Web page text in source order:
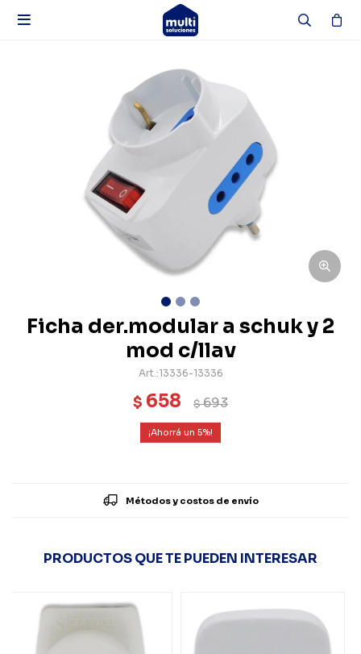

Ficha der.modular a schuk y 2
mod c/llav
13336-13336
$ 658 $693
5
Métodos y costos de envío
PRODUCTOS QUE TE PUEDEN INTERESAR